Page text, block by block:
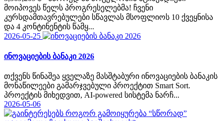
მოიპოვეს წელს პროგრესელებმა! ჩვენი
კურსდამთავრებულები სწავლას მსოფლიოს 10 ქვეყნისა
და 4 კონტინენტის წამყ...
2026-05-25
ინოვაციების ბანაკი 2026
თქვენს წინაშეა ყველაზე მასშტაბური ინოვაციების ბანაკის
მონაწილეები გამარჯვებული პროექტით Smart Sort.
პროექტის მიხედვით, AI-powered სისტემა ნარჩ...
2026-05-06